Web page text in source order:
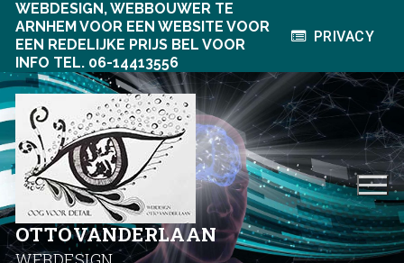
Ga
naar
de
inhoud
WEBDESIGN, WEBBOUWER TE
ARNHEM VOOR EEN WEBSITE VOOR
EEN REDELIJKE PRIJS BEL VOOR
INFO TEL. 06-14413556
PRIVACY
OTTOVANDERLAAN